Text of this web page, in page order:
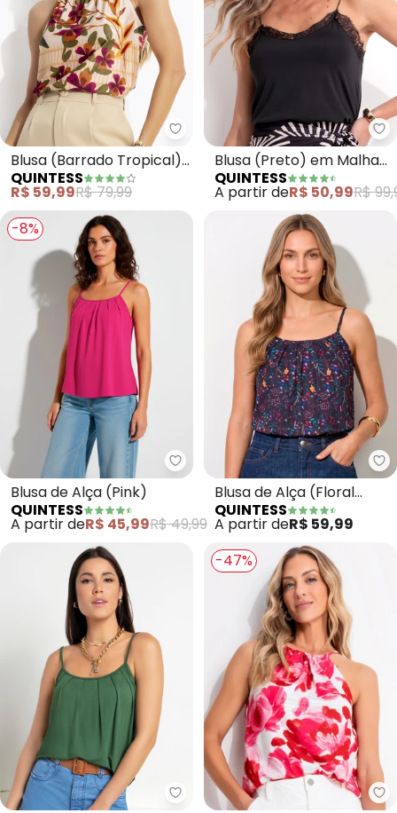
Quintess - Blusa (Barrado
Blusa (Barrado Tropical)
em Malha Fria
QUINTESS
R$ 59,99R$ 79,99
Blusa (Preto) em Malha
Fria
QUINTESS
A partir deR$ 50,99R$
-8%
Quintess - Blusa de Alça (Pink)
Blusa de Alça (Pink)
QUINTESS
A partir deR$ 45,99R$ 49,99
Blusa de Alça (Floral
Preto)
QUINTESS
A partir deR$ 59,99
Quintess - Blusa de Alça
-47%